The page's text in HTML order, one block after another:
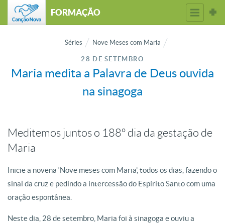
FORMAÇÃO
Séries Nove Meses com Maria
28 DE SETEMBRO
Maria medita a Palavra de Deus ouvida
na sinagoga
Meditemos juntos o 188º dia da gestação de
Maria
Inicie a novena ‘Nove meses com Maria’, todos os dias, fazendo o
sinal da cruz e pedindo a intercessão do Espírito Santo com uma
oração espontânea.
Neste dia, 28 de setembro, Maria foi à sinagoga e ouviu a